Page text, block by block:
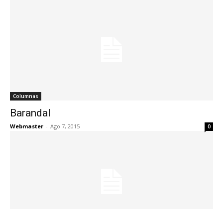
Columnas
Barandal
Webmaster - Ago 7, 2015 0